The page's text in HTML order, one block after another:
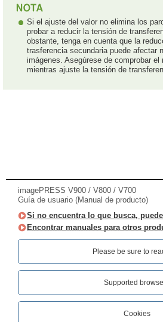
Si el ajuste del valor no elimina los
probar a reducir la tensión de
obstante, tenga en cuenta que la
trasferencia secundaria puede afectar
imágenes. Asegúrese de comprobar el
mientras ajuste la tensión de
imagePRESS V900 / V800 / V700
Guía de usuario (Manual de producto)
Si no encuentra lo que busca,
Encontrar manuales para otros
Please be sure to
Supported
Cookies